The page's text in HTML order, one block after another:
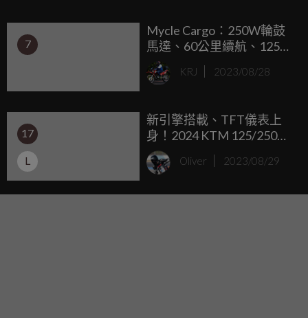
1)」專屬升級優惠，以對等候中的準車主表達感激之情。
7
Mycle Cargo：250W輪鼓
馬達、60公里續航、125公
斤載重的電動貨運自行
車！
KRJ 2023/08/28
17
L
新引擎搭載、TFT儀表上
身！2024 KTM 125/250
DUKE 雙車大改款海外發表
Oliver 2023/08/29